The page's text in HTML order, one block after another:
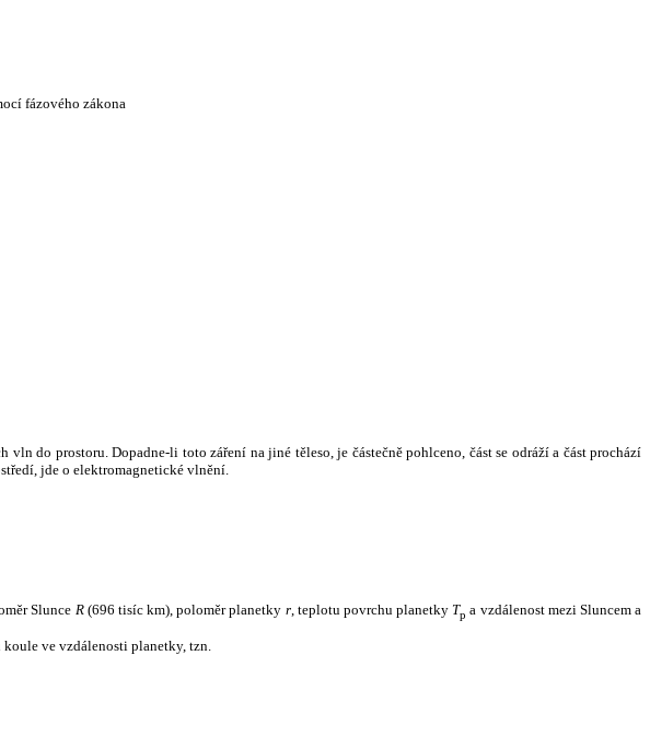
fázového zákona
do prostoru. Dopadne-li toto záření na jiné těleso, je částečně pohlceno, část se odráží a část prochází
jde o elektromagnetické vlnění.
Slunce R(696 tisíc km), poloměr planetky r, teplotu povrchu planetky Tp a vzdálenost mezi Sluncem a
koule ve vzdálenosti planetky, tzn.